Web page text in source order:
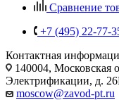
Сравнение
+7 (495) 22-77-
Контактная
140004, Московская
Электрификации, д.
moscow@zavod-pt.ru